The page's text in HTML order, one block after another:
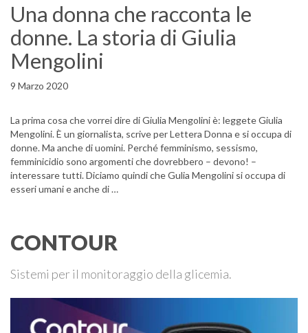
Una donna che racconta le
donne. La storia di Giulia
Mengolini
9 Marzo 2020
La prima cosa che vorrei dire di Giulia Mengolini è: leggete Giulia
Mengolini. È un giornalista, scrive per Lettera Donna e si occupa di
donne. Ma anche di uomini. Perché femminismo, sessismo,
femminicidio sono argomenti che dovrebbero – devono! –
interessare tutti. Diciamo quindi che Gulia Mengolini si occupa di
esseri umani e anche di …
CONTOUR
Sistemi per il monitoraggio della glicemia.